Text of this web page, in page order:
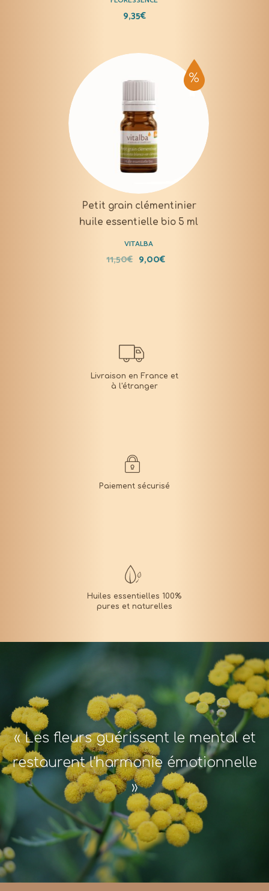
9,35€
Petit grain clémentinier
huile essentielle bio 5 ml
VITALBA
11,50€ 9,00€
« Les fleurs guérissent le mental et
restaurent l'harmonie émotionnelle
»